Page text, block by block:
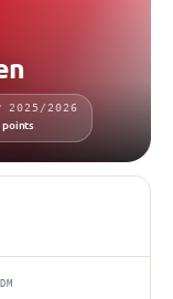
2025/2026
points